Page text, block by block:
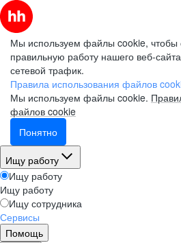
Мы используем файлы cookie, чтобы
правильную работу нашего веб-
сетевой трафик.
Правила использования файлов
Мы используем файлы cookie.
файлов cookie
Понятно
Ищу работу
Ищу работу
Ищу работу
Ищу сотрудника
Сервисы
Помощь